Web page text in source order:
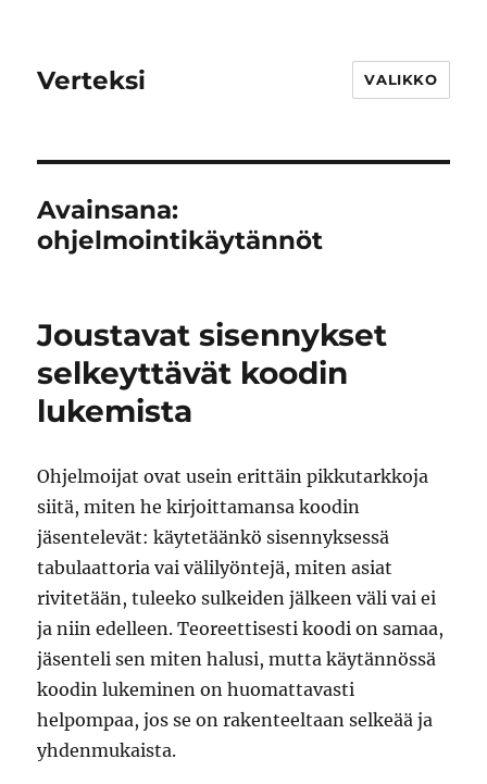
Verteksi VALIKKO
Avainsana:
ohjelmointikäytännöt
Joustavat sisennykset
selkeyttävät koodin
lukemista
Ohjelmoijat ovat usein erittäin pikkutarkkoja
siitä, miten he kirjoittamansa koodin
jäsentelevät: käytetäänkö sisennyksessä
tabulaattoria vai välilyöntejä, miten asiat
rivitetään, tuleeko sulkeiden jälkeen väli vai ei
ja niin edelleen. Teoreettisesti koodi on samaa,
jäsenteli sen miten halusi, mutta käytännössä
koodin lukeminen on huomattavasti
helpompaa, jos se on rakenteeltaan selkeää ja
yhdenmukaista.